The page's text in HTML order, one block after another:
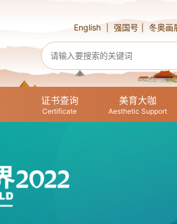
English 强国号 冬奥画
证书查询
Certificate
美育大咖
Aesthetic Support